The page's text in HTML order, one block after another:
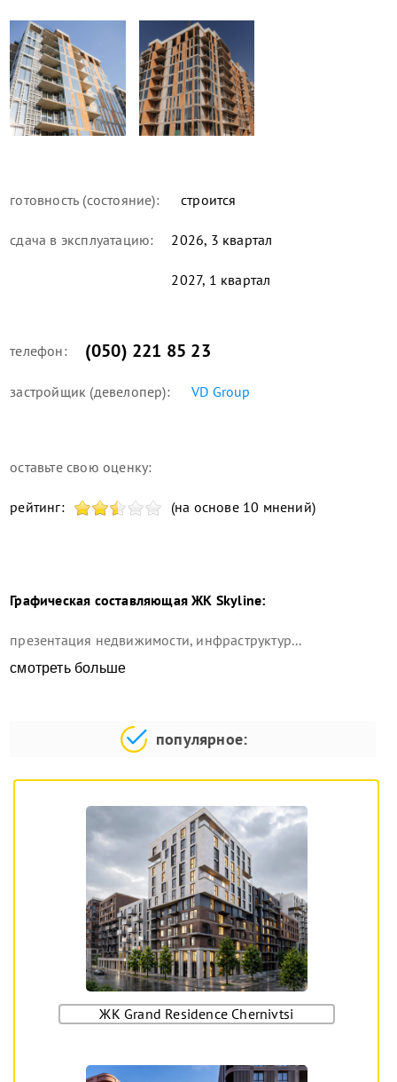
готовность (состояние): строится
сдача в эксплуатацию: 2026, 3 квартал
2027, 1 квартал
телефон: (050) 221 85 23
застройщик (девелопер): VD Group
оставьте свою оценку:
рейтинг: (на основе 10 мнений)
Графическая составляющая ЖК Skyline:
презентация недвижимости, инфраструктур...
смотреть больше
популярное:
ЖК Grand Residence Chernivtsi